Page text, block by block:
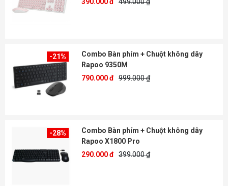
-21%
Combo Bàn phím + Chuột không dây
Rapoo 9350M
790.000 đ 999.000 ₫
-28%
Combo Bàn phím + Chuột không dây
Rapoo X1800 Pro
290.000 đ 399.000 ₫